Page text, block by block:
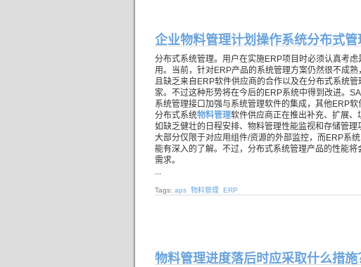
企业物料管理计划操作系统分布式管
分布式系统管理。用户在实施ERP项目时必须认真考
用。当前，针对ERP产品的系统管理方案仍然很不成
且缺乏来自ERP软件供应商的合作以及在分布式系统
家。不过这种形势将在今后的ERP系统中得到改进。
系统管理接口加强与系统管理软件的集成，其他ERP软
分布式系统物料管理软件供应商正在推出补充、扩展、
如缺乏健壮的日程安排、物料管理性能监视和存储管
大部分仅限于对应用组件/资源的外部监控，而ERP系
能有深入的了解。不过，分布式系统管理产品的性能
需求。
...
Tags: aps 物料管理 ERP
物料管理进度落后时应采取什么措施